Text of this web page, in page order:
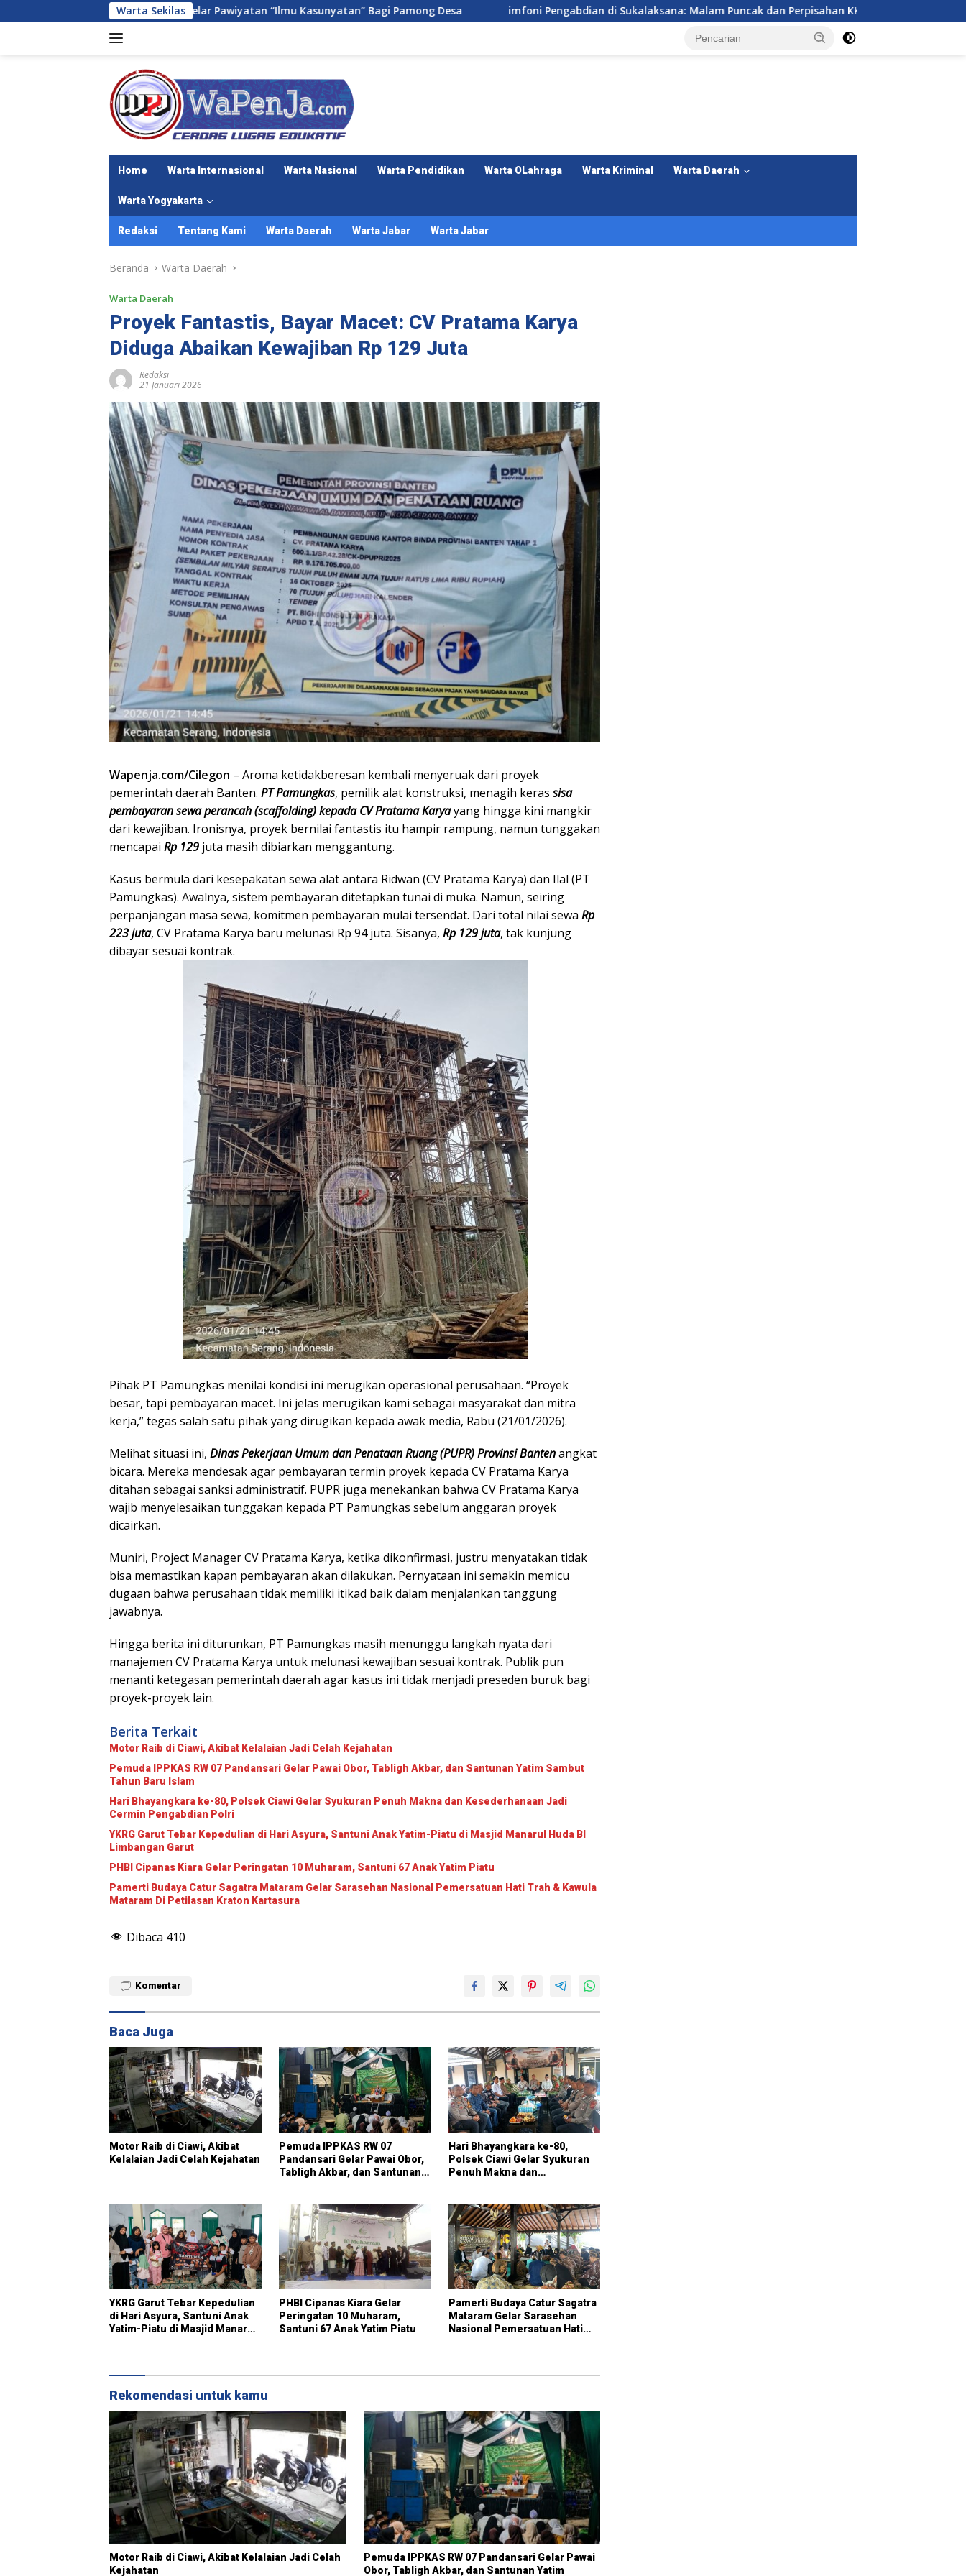
ke
Warta Sekilas
Kembali Gelar Pawiyatan “Ilmu Kasunyatan” Bagi Pamong Desa imfoni Pengabdian di Sukalaksana: Malam Puncak dan Perpisahan KKM Kelompok 7 Universitas Primagraha
Home Warta Internasional Warta Nasional Warta Pendidikan Warta OLahraga Warta Kriminal Warta Daerah
Warta Yogyakarta
Redaksi Tentang Kami Warta Daerah Warta Jabar Warta Jabar
Beranda Warta Daerah
Warta Daerah
Proyek Fantastis, Bayar Macet: CV Pratama Karya
Diduga Abaikan Kewajiban Rp 129 Juta
Redaksi
21 Januari 2026
Wapenja.com/Cilegon – Aroma ketidakberesan kembali menyeruak dari proyek
pemerintah daerah Banten. PT Pamungkas, pemilik alat konstruksi, menagih keras sisa
pembayaran sewa perancah (scaffolding) kepada CV Pratama Karyayang hingga kini mangkir
dari kewajiban. Ironisnya, proyek bernilai fantastis itu hampir rampung, namun tunggakan
mencapai Rp 129 juta masih dibiarkan menggantung.
Kasus bermula dari kesepakatan sewa alat antara Ridwan (CV Pratama Karya) dan Ilal (PT
Pamungkas). Awalnya, sistem pembayaran ditetapkan tunai di muka. Namun, seiring
perpanjangan masa sewa, komitmen pembayaran mulai tersendat. Dari total nilai sewa Rp
223 juta, CV Pratama Karya baru melunasi Rp 94 juta. Sisanya, Rp 129 juta, tak kunjung
dibayar sesuai kontrak.
Pihak PT Pamungkas menilai kondisi ini merugikan operasional perusahaan. “Proyek
besar, tapi pembayaran macet. Ini jelas merugikan kami sebagai masyarakat dan mitra
kerja,” tegas salah satu pihak yang dirugikan kepada awak media, Rabu (21/01/2026).
Melihat situasi ini, Dinas Pekerjaan Umum dan Penataan Ruang (PUPR) Provinsi Bantenangkat
bicara. Mereka mendesak agar pembayaran termin proyek kepada CV Pratama Karya
ditahan sebagai sanksi administratif. PUPR juga menekankan bahwa CV Pratama Karya
wajib menyelesaikan tunggakan kepada PT Pamungkas sebelum anggaran proyek
dicairkan.
Muniri, Project Manager CV Pratama Karya, ketika dikonfirmasi, justru menyatakan tidak
bisa memastikan kapan pembayaran akan dilakukan. Pernyataan ini semakin memicu
dugaan bahwa perusahaan tidak memiliki itikad baik dalam menjalankan tanggung
jawabnya.
Hingga berita ini diturunkan, PT Pamungkas masih menunggu langkah nyata dari
manajemen CV Pratama Karya untuk melunasi kewajiban sesuai kontrak. Publik pun
menanti ketegasan pemerintah daerah agar kasus ini tidak menjadi preseden buruk bagi
proyek-proyek lain.
Berita Terkait
Motor Raib di Ciawi, Akibat Kelalaian Jadi Celah Kejahatan
Pemuda IPPKAS RW 07 Pandansari Gelar Pawai Obor, Tabligh Akbar, dan Santunan Yatim Sambut
Tahun Baru Islam
Hari Bhayangkara ke-80, Polsek Ciawi Gelar Syukuran Penuh Makna dan Kesederhanaan Jadi
Cermin Pengabdian Polri
YKRG Garut Tebar Kepedulian di Hari Asyura, Santuni Anak Yatim-Piatu di Masjid Manarul Huda BI
Limbangan Garut
PHBI Cipanas Kiara Gelar Peringatan 10 Muharam, Santuni 67 Anak Yatim Piatu
Pamerti Budaya Catur Sagatra Mataram Gelar Sarasehan Nasional Pemersatuan Hati Trah & Kawula
Mataram Di Petilasan Kraton Kartasura
Dibaca 410
Komentar
Baca Juga
Motor Raib di Ciawi, Akibat
Kelalaian Jadi Celah Kejahatan
Pemuda IPPKAS RW 07
Pandansari Gelar Pawai Obor,
Tabligh Akbar, dan Santunan
Hari Bhayangkara ke-80,
Polsek Ciawi Gelar Syukuran
Penuh Makna dan
YKRG Garut Tebar Kepedulian
di Hari Asyura, Santuni Anak
Yatim-Piatu di Masjid Manarul
PHBI Cipanas Kiara Gelar
Peringatan 10 Muharam,
Santuni 67 Anak Yatim Piatu
Pamerti Budaya Catur Sagatra
Mataram Gelar Sarasehan
Nasional Pemersatuan Hati
Rekomendasi untuk kamu
Motor Raib di Ciawi, Akibat Kelalaian Jadi Celah
Kejahatan
Pemuda IPPKAS RW 07 Pandansari Gelar Pawai
Obor, Tabligh Akbar, dan Santunan Yatim